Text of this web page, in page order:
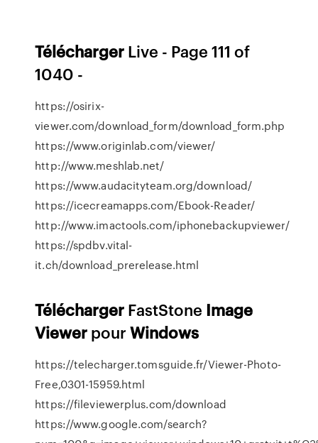
Télécharger Live - Page 111 of
1040 -
https://osirix-
viewer.com/download_form/download_form.php
https://www.originlab.com/viewer/
http://www.meshlab.net/
https://www.audacityteam.org/download/
https://icecreamapps.com/Ebook-Reader/
http://www.imactools.com/iphonebackupviewer/
https://spdbv.vital-
it.ch/download_prerelease.html
Télécharger FastStone Image
Viewer pourWindows
https://telecharger.tomsguide.fr/Viewer-Photo-
Free,0301-15959.html
https://fileviewerplus.com/download
https://www.google.com/search?